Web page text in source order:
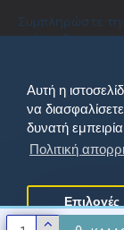
Αυτή η
να
δυνατή
Πολιτική
Επιλογές
Συμπληρώστε
ακόλουθη
Πολιτική